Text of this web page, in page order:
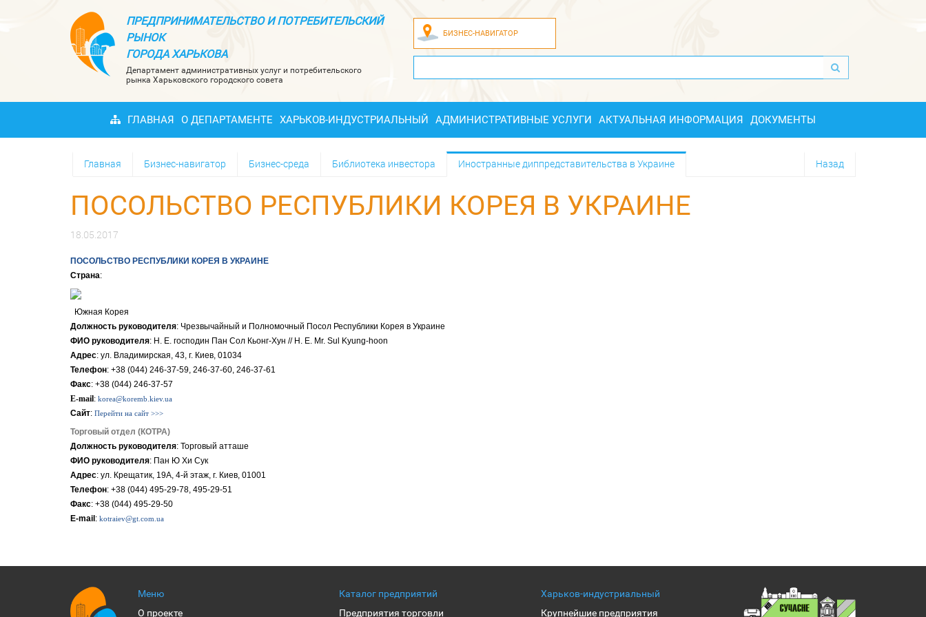
ПРЕДПРИНИМАТЕЛЬСТВО И ПОТРЕБИТЕЛЬСКИЙ
РЫНОК
ГОРОДА ХАРЬКОВА
Департамент административных услуг и потребительского
рынка Харьковского городского совета
БИЗНЕС-НАВИГАТОР
ГЛАВНАЯ О ДЕПАРТАМЕНТЕ ХАРЬКОВ-ИНДУСТРИАЛЬНЫЙ АДМИНИСТРАТИВНЫЕ УСЛУГИ АКТУАЛЬНАЯ ИНФОРМАЦИЯ ДОКУМЕНТЫ
Назад
Главная Бизнес-навигатор Бизнес-среда Библиотека инвестора Иностранные диппредставительства в Украине
ПОСОЛЬСТВО РЕСПУБЛИКИ КОРЕЯ В УКРАИНЕ
18.05.2017
ПОСОЛЬСТВО РЕСПУБЛИКИ КОРЕЯ В УКРАИНЕ
Страна:
Южная Корея
Должность руководителя: Чрезвычайный и Полномочный Посол Республики Корея в Украине
ФИО руководителя: H. E. господин Пан Сол Кьонг-Хун // H. E. Mr. Sul Kyung-hoon
Адрес: ул. Владимирская, 43, г. Киев, 01034
Телефон: +38 (044) 246-37-59, 246-37-60, 246-37-61
Факс: +38 (044) 246-37-57
E-mail: korea@koremb.kiev.ua
Сайт: Перейти на сайт >>>
Торговый отдел (КОТРА)
Должность руководителя: Торговый атташе
ФИО руководителя: Пан Ю Хи Сук
Адрес: ул. Крещатик, 19А, 4-й этаж, г. Киев, 01001
Телефон: +38 (044) 495-29-78, 495-29-51
Факс: +38 (044) 495-29-50
E-mail : kotraiev@gt.com.ua
Меню
О проекте
Каталог предприятий
Предприятия торговли
Харьков-индустриальный
Крупнейшие предприятия